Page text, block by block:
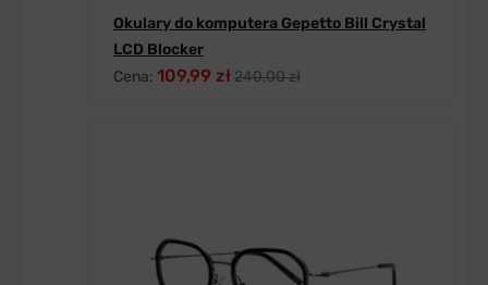
Okulary do komputera Gepetto Bill Crystal
LCD Blocker
Cena: 109,99 zł240,00 zł